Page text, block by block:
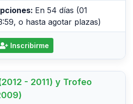
En 54 días (01
o hasta agotar plazas)
Inscribirme
- 2011) y Trofeo